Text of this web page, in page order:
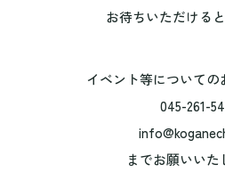
お待ちいただけると
イベント等について
045-261-
までお願いいた